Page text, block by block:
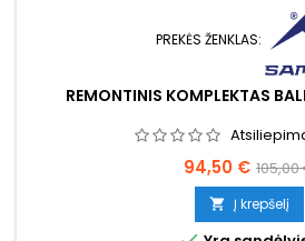
PREKĖS ŽENKLAS:
REMONTINIS KOMPLEKTAS
Kaina
94,50 € Bazinė
kaina
 Į krepšelį